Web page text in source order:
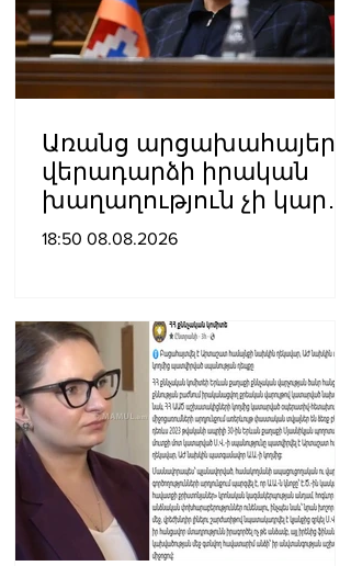
Առանց արցախահայերի
վերադարձի իրական
խաղաղություն չի կարող
լինել․ Սաղաթելյան
18:50 08.08.2026